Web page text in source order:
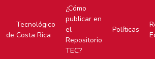
Tecnológico
de Costa Rica
¿Cómo
publicar en
el
Repositorio
TEC?
Políticas